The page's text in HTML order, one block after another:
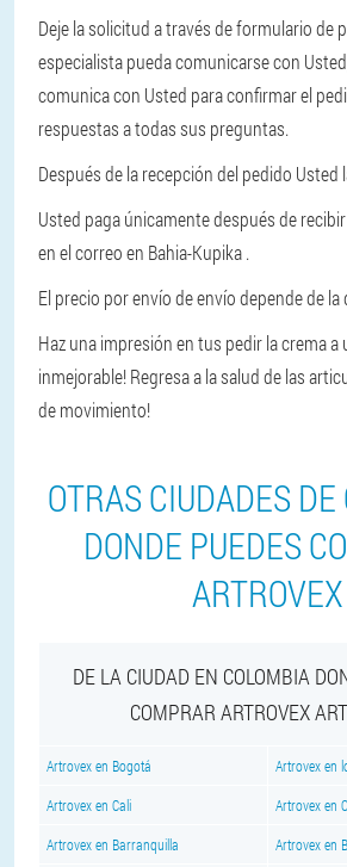
Deje la solicitud a través de formulario de
especialista pueda comunicarse con
comunica con Usted para confirmar el
respuestas a todas sus preguntas.
Después de la recepción del pedido Usted
Usted paga únicamente después de
en el correo en Bahia-Kupika .
El precio por envío de envío depende de la
Haz una impresión en tus pedir la crema a
inmejorable! Regresa a la salud de las
de movimiento!
OTRAS CIUDADES
DONDE PUEDES
ARTROVEX
DE LA CIUDAD EN COLOMBIA
COMPRAR ARTROVEX
Artrovex en Bogotá Artrovex en
Artrovex en Cali Artrovex en
Artrovex en Barranquilla Artrovex en